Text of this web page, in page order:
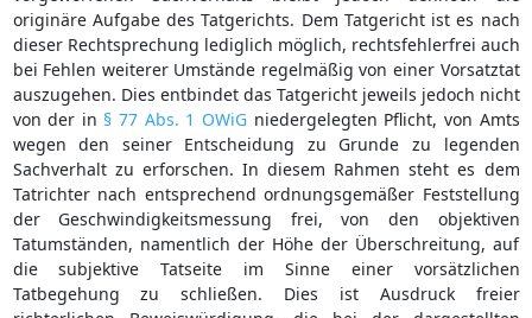
originäre Aufgabe des Tatgerichts. Dem Tatgericht ist es nach
dieser Rechtsprechung lediglich möglich, rechtsfehlerfrei auch
bei Fehlen weiterer Umstände regelmäßig von einer Vorsatztat
auszugehen. Dies entbindet das Tatgericht jeweils jedoch nicht
von der in § 77 Abs. 1 OWiGniedergelegten Pflicht, von Amts
wegen den seiner Entscheidung zu Grunde zu legenden
Sachverhalt zu erforschen. In diesem Rahmen steht es dem
Tatrichter nach entsprechend ordnungsgemäßer Feststellung
der Geschwindigkeitsmessung frei, von den objektiven
Tatumständen, namentlich der Höhe der Überschreitung, auf
die subjektive Tatseite im Sinne einer vorsätzlichen
Tatbegehung zu schließen. Dies ist Ausdruck freier